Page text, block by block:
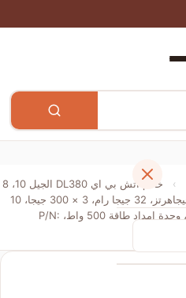
›
خادم اتش بي اي DL380 الجيل 10، 8
اس اس اف، 4210 1 بي، 10 كور 2.2 جيجاهرتز، 32 جيجا رام، 3 × 300 جيجا، 10
كيه اس ايه اس 12 جيجابايت في الثانية، وحدة امداد طاقة 500 واط، P/N: